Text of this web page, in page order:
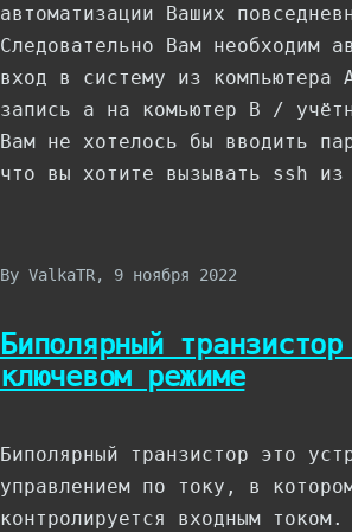
автоматизации Ваших
Следовательно Вам необходим
вход в систему из компьютера
запись a на комьютер B /
Вам не хотелось бы вводить
что вы хотите вызывать ssh из
By ValkaTR, 9 ноября 2022
Биполярный
ключевом режиме
Биполярный транзистор это
управлением по току, в
контролируется входным